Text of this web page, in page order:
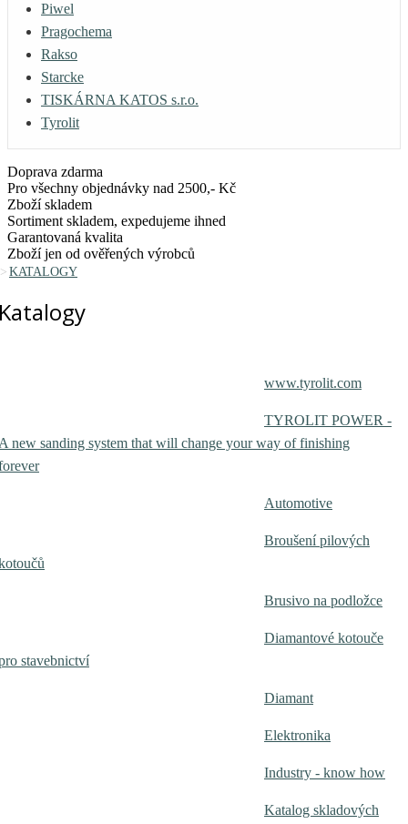
Piwel
Pragochema
Rakso
Starcke
TISKÁRNA KATOS s.r.o.
Tyrolit
Doprava zdarma
Pro všechny objednávky nad 2500,- Kč
Zboží skladem
Sortiment skladem, expedujeme ihned
Garantovaná kvalita
Zboží jen od ověřených výrobců
KATALOGY
www.tyrolit.com
TYROLIT POWER -
new sanding system that will change your way of finishing
Automotive
Broušení pilových
Brusivo na podložce
Diamantové kotouče
stavebnictví
Diamant
Elektronika
Industry - know how
Katalog skladových